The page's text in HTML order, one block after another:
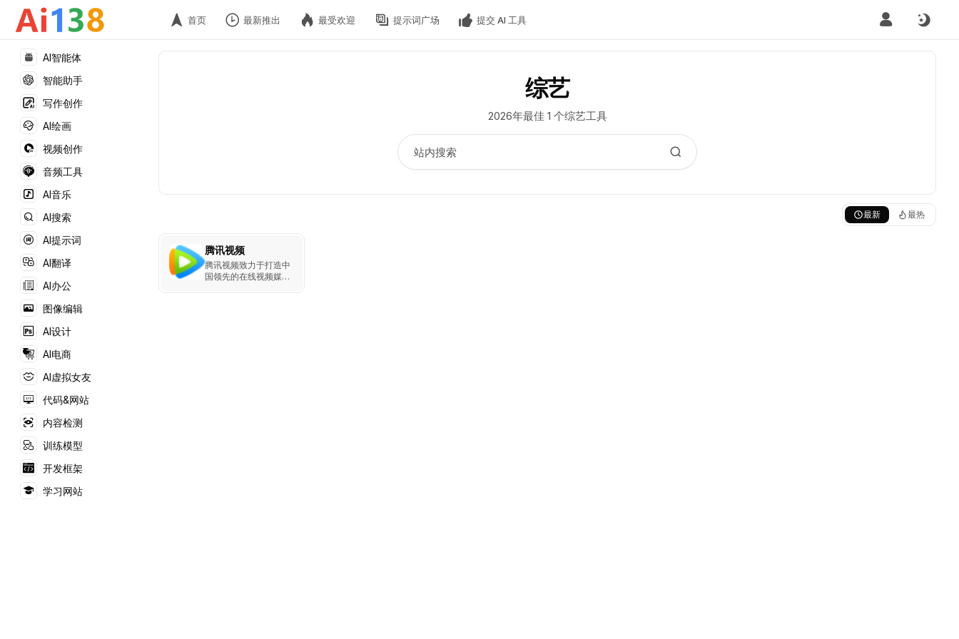
AI智能体
智能助手
写作创作
AI绘画
视频创作
音频工具
AI音乐
AI搜索
AI提示词
AI翻译
AI办公
图像编辑
AI设计
AI电商
AI虚拟女友
代码&网站
内容检测
训练模型
开发框架
学习网站
首页 最新推出 最受欢迎 提示词广场 提交 AI 工具
综艺
2026年最佳 1 个综艺工具
最新 最热
腾讯视频
腾讯视频致力于打造中
国领先的在线视频媒体